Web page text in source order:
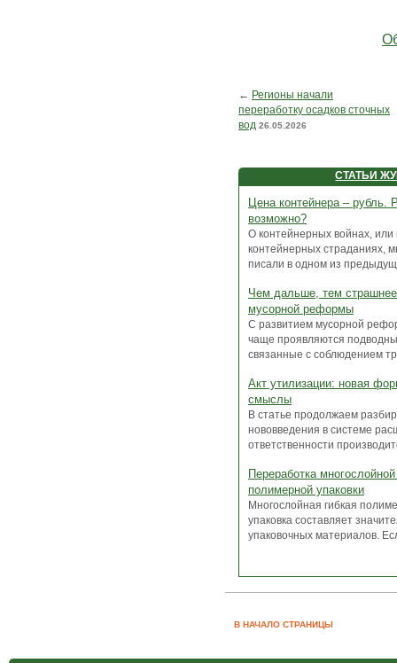
← Регионы начали
переработку осадков сточных
вод 26.05.2026
СТАТЬИ
Цена контейнера – рубль.
возможно?
О контейнерных войнах, или
контейнерных страданиях,
писали в одном из
Чем дальше, тем
мусорной реформы
С развитием мусорной
чаще проявляются
связанные с соблюдением
Акт утилизации: новая
смыслы
В статье продолжаем
нововведения в системе
ответственности
Переработка многослойной
полимерной упаковки
Многослойная гибкая
упаковка составляет
упаковочных материалов.
В НАЧАЛО СТРАНИЦЫ